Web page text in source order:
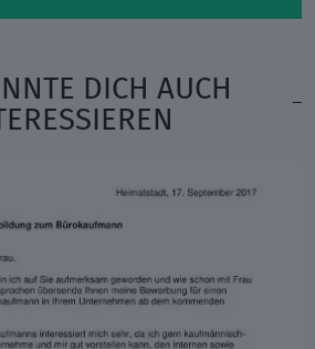
DICH AUCH